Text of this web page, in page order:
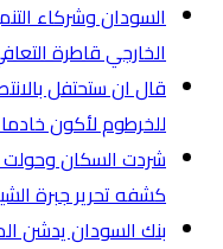
السودان وشركاء
الخارجي قاطرة
قال ان ستحتفل
للخرطوم لأكون
شردت السكان
كشفه تحرير جبرة
بنك السودان يدشن